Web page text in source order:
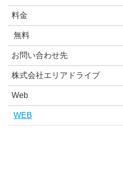
料金
無料
お問い合わせ先
株式会社エリアドライブ
Web
WEB